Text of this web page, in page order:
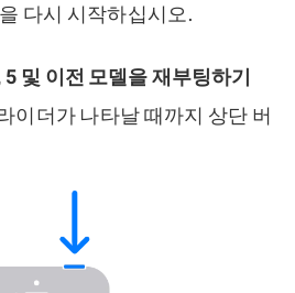
다시 시작하십시오.
및 이전 모델을 재부팅하기
이더가 나타날 때까지 상단 버